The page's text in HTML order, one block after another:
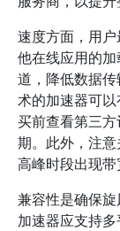
速度方面，用
他在线应用的
道，降低数据
术的加速器可
买前查看第三
期。此外，注
高峰时段出现带
兼容性是确保
加速器应支持